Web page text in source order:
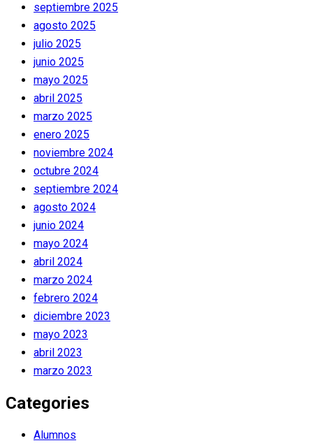
septiembre 2025
agosto 2025
julio 2025
junio 2025
mayo 2025
abril 2025
marzo 2025
enero 2025
noviembre 2024
octubre 2024
septiembre 2024
agosto 2024
junio 2024
mayo 2024
abril 2024
marzo 2024
febrero 2024
diciembre 2023
mayo 2023
abril 2023
marzo 2023
Categories
Alumnos